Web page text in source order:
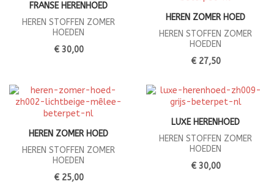
FRANSE HERENHOED
HEREN STOFFEN ZOMER
HOEDEN
€ 30,00
HEREN ZOMER HOED
HEREN STOFFEN ZOMER
HOEDEN
€ 27,50
HEREN ZOMER HOED
HEREN STOFFEN ZOMER
HOEDEN
€ 25,00
LUXE HERENHOED
HEREN STOFFEN ZOMER
HOEDEN
€ 30,00